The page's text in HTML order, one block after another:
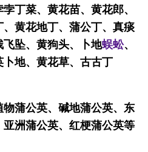
丁菜、黄花苗、黄花郎、
黄花地丁、蒲公丁、真痰
坠、黄狗头、卜地蜈蚣、
地、黄花草、古古丁
物蒲公英、碱地蒲公英、东
洲蒲公英、红梗蒲公英等